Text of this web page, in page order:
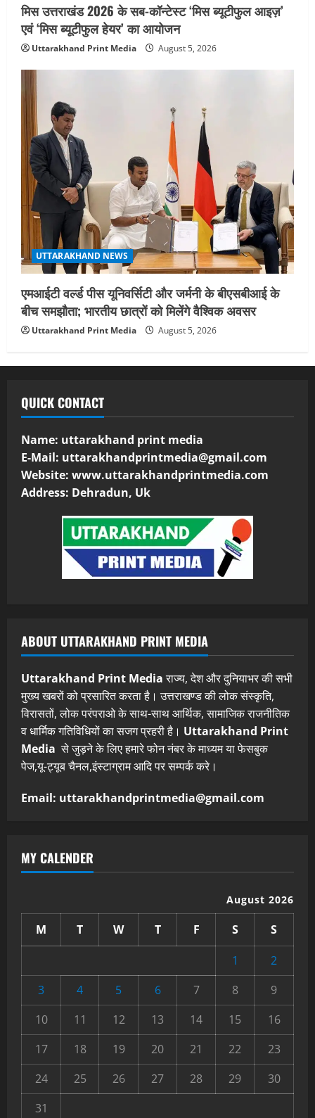
मिस उत्तराखंड 2026 के सब-कॉन्टेस्ट ‘मिस ब्यूटीफुल आइज़’
एवं ‘मिस ब्यूटीफुल हेयर’ का आयोजन
Uttarakhand Print Media August 5, 2026
UTTARAKHAND NEWS
एमआईटी वर्ल्ड पीस यूनिवर्सिटी और जर्मनी के बीएसबीआई के
बीच समझौता; भारतीय छात्रों को मिलेंगे वैश्विक अवसर
Uttarakhand Print Media August 5, 2026
QUICK CONTACT
Name: uttarakhand print media
E-Mail: uttarakhandprintmedia@gmail.com
Website: www.uttarakhandprintmedia.com
Address: Dehradun, Uk
ABOUT UTTARAKHAND PRINT MEDIA
Uttarakhand Print Mediaराज्य, देश और दुनियाभर की सभी
मुख्य खबरों को प्रसारित करता है। उत्तराखण्ड की लोक संस्कृति,
विरासतों, लोक परंपराओ के साथ-साथ आर्थिक, सामाजिक राजनीतिक
व धार्मिक गतिविधियों का सजग प्रहरी है। Uttarakhand Print
Media से जुड़ने के लिए हमारे फोन नंबर के माध्यम या फेसबुक
पेज,यू-ट्यूब चैनल,इंस्टाग्राम आदि पर सम्पर्क करे।
Email: uttarakhandprintmedia@gmail.com
MY CALENDER
August 2026
M T W T F S
S
1
2
3
4 5 6 7 8
9
10
11 12 13 14 15
16
17
18 19 20 21 22
23
24
25 26 27 28 29
30
31